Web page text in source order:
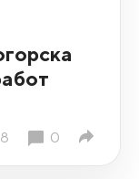
8 0